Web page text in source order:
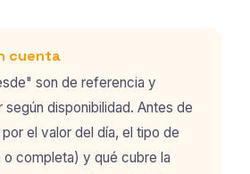
cuenta
son de referencia y
según disponibilidad. Antes de
el valor del día, el tipo de
o completa) y qué cubre la